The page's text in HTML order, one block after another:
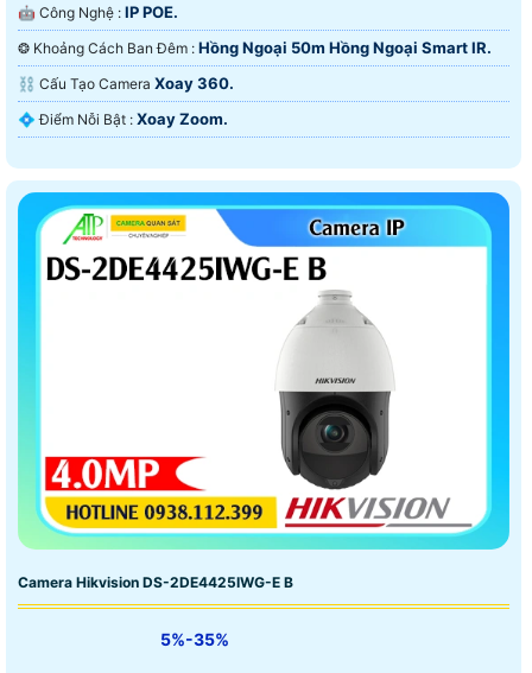
🤖️ Công Nghệ : IP POE.
❂ Khoảng Cách Ban Đêm : Hồng Ngoại 50m Hồng Ngoại Smart IR.
⛓ Cấu Tạo Camera Xoay 360.
️💠 Điểm Nỗi Bật : Xoay Zoom.
Camera Hikvision DS-2DE4425IWG-E B
5%-35%